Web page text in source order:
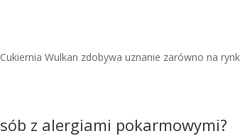
Wulkan zdobywa uznanie zarówno na
z alergiami pokarmowymi?